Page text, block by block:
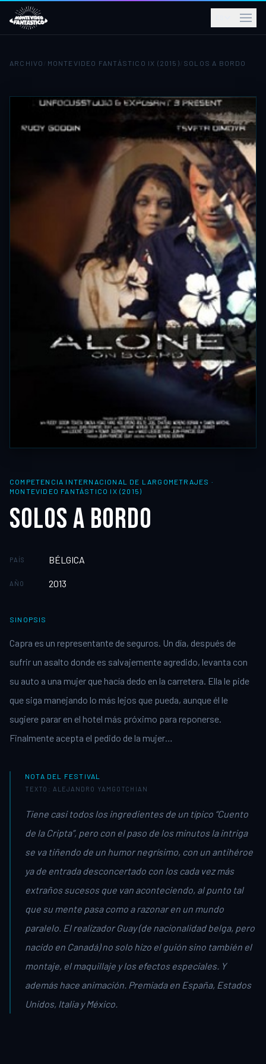
ARCHIVO MONTEVIDEO FANTÁSTICO IX (2015) SOLOS A BORDO
COMPETENCIA INTERNACIONAL DE LARGOMETRAJES ·
MONTEVIDEO FANTÁSTICO IX (2015)
SOLOS A BORDO
PAÍS BÉLGICA
AÑO 2013
SINOPSIS
Capra es un representante de seguros. Un día, después de
sufrir un asalto donde es salvajemente agredido, levanta con
su auto a una mujer que hacía dedo en la carretera. Ella le pide
que siga manejando lo más lejos que pueda, aunque él le
sugiere parar en el hotel más próximo para reponerse.
Finalmente acepta el pedido de la mujer…
NOTA DEL FESTIVAL
TEXTO: ALEJANDRO YAMGOTCHIAN
Tiene casi todos los ingredientes de un típico “Cuento
de la Cripta”, pero con el paso de los minutos la intriga
se va tiñendo de un humor negrísimo, con un antihéroe
ya de entrada desconcertado con los cada vez más
extraños sucesos que van aconteciendo, al punto tal
que su mente pasa como a razonar en un mundo
paralelo. El realizador Guay (de nacionalidad belga, pero
nacido en Canadá) no solo hizo el guión sino también el
montaje, el maquillaje y los efectos especiales. Y
además hace animación. Premiada en España, Estados
Unidos, Italia y México.